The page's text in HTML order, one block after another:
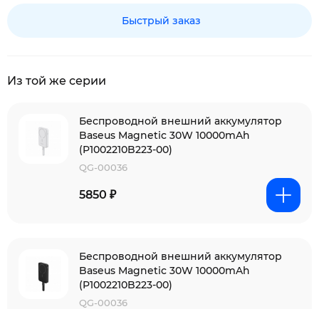
Быстрый заказ
Из той же серии
Беспроводной внешний аккумулятор
Baseus Magnetic 30W 10000mAh
(P1002210B223-00)
QG-00036
5850 ₽
Беспроводной внешний аккумулятор
Baseus Magnetic 30W 10000mAh
(P1002210B223-00)
QG-00036